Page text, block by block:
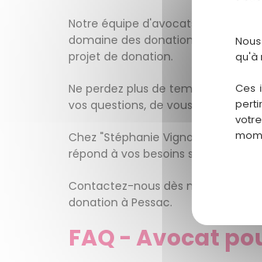
Notre équipe d'avocats
domaine des donations à
projet de donation.
Ne perdez plus de temps !
vos questions, de vous guider
Chez "Stéphanie Vignollet", nous
répond à vos besoins spécifiques.
Contactez-nous dès maintenant
donation à Pessac.
FAQ - Avocat
qu'à
Ces